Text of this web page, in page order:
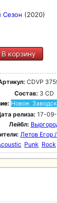
Сезон (2020)
В корзину
CDVP
Состав: 3 CD
Новое.
релиза: 17-
Лейбл:
Летов Егор
Punk Rock